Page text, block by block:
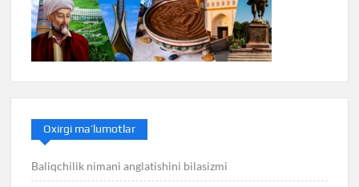
Oxirgi ma’lumotlar
Baliqchilik nimani anglatishini bilasizmi